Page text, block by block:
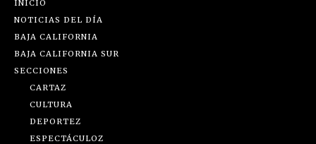
INICIO
NOTICIAS DEL DÍA
BAJA CALIFORNIA
BAJA CALIFORNIA SUR
SECCIONES
CARTAZ
CULTURA
DEPORTEZ
ESPECTÁCULOZ